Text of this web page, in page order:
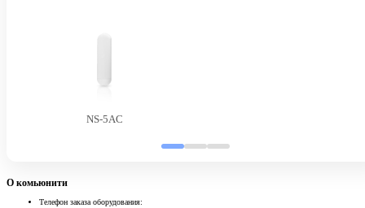
NS-5AC
О комьюнити
Телефон заказа оборудования: